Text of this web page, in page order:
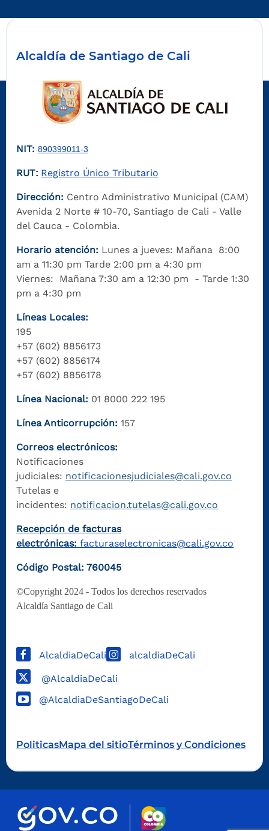
Alcaldía de Santiago de Cali
NIT: 890399011-3
RUT: Registro Único Tributario
Dirección: Centro Administrativo Municipal (CAM)
Avenida 2 Norte # 10-70, Santiago de Cali - Valle
del Cauca - Colombia.
Horario atención: Lunes a jueves: Mañana 8:00
am a 11:30 pm Tarde 2:00 pm a 4:30 pm
Viernes: Mañana 7:30 am a 12:30 pm - Tarde 1:30
pm a 4:30 pm
Líneas Locales:
195
+57 (602) 8856173
+57 (602) 8856174
+57 (602) 8856178
Línea Nacional: 01 8000 222 195
Línea Anticorrupción: 157
Correos electrónicos:
Notificaciones
judiciales: notificacionesjudiciales@cali.gov.co
Tutelas e
incidentes: notificacion.tutelas@cali.gov.co
Recepción de facturas
electrónicas: facturaselectronicas@cali.gov.co
Código Postal: 760045
©Copyright 2024 - Todos los derechos reservados
Alcaldía Santiago de Cali
AlcaldiaDeCali alcaldiaDeCali
@AlcaldiaDeCali
@AlcaldiaDeSantiagoDeCali
PoliticasMapa del sitioTérminos y Condiciones